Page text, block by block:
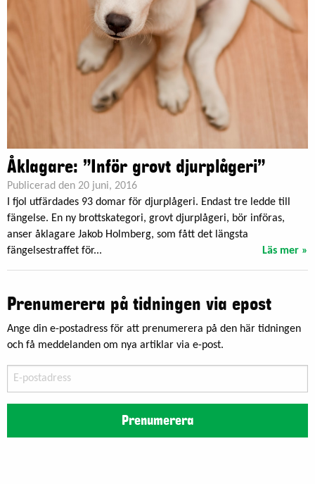
Åklagare: ”Inför grovt djurplågeri”
Publicerad den 20 juni, 2016
I fjol utfärdades 93 domar för djurplågeri. Endast tre ledde till
fängelse. En ny brottskategori, grovt djurplågeri, bör införas,
anser åklagare Jakob Holmberg, som fått det längsta
fängelsestraffet för...
Läs mer »
Prenumerera på tidningen via epost
Ange din e-postadress för att prenumerera på den här tidningen
och få meddelanden om nya artiklar via e-post.
postadress
Prenumerera